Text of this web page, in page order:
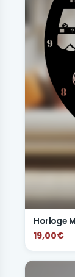
Horloge
19,00€